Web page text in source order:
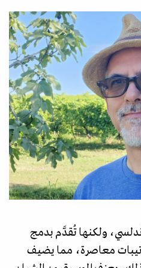
ولكنها تُقدَّم بدمج
معاصرة، مما يضيف